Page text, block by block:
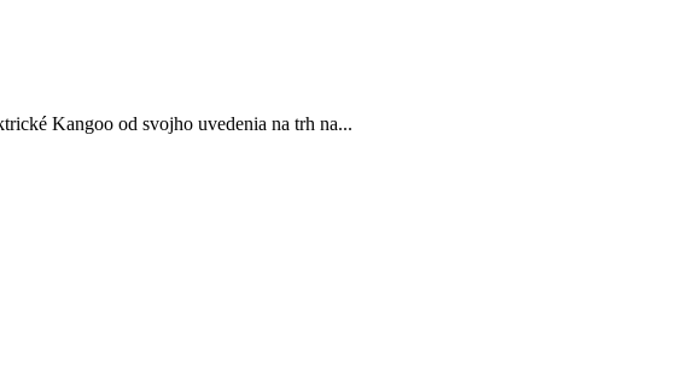
Kangoo od svojho uvedenia na trh na...